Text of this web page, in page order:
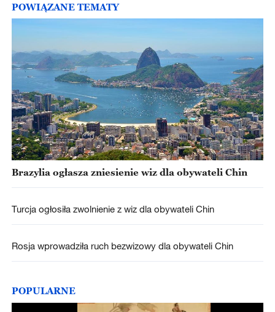
POWIĄZANE TEMATY
Brazylia ogłasza zniesienie wiz dla obywateli Chin
Turcja ogłosiła zwolnienie z wiz dla obywateli Chin
Rosja wprowadziła ruch bezwizowy dla obywateli Chin
POPULARNE